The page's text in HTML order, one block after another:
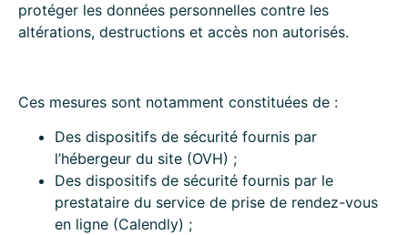
protéger les données personnelles contre les
altérations, destructions et accès non autorisés.
Ces mesures sont notamment constituées de :
Des dispositifs de sécurité fournis par
l’hébergeur du site (OVH) ;
Des dispositifs de sécurité fournis par le
prestataire du service de prise de rendez-vous
en ligne (Calendly) ;